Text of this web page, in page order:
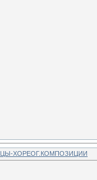
ХОРЕОГ.КОМПОЗИЦИИ